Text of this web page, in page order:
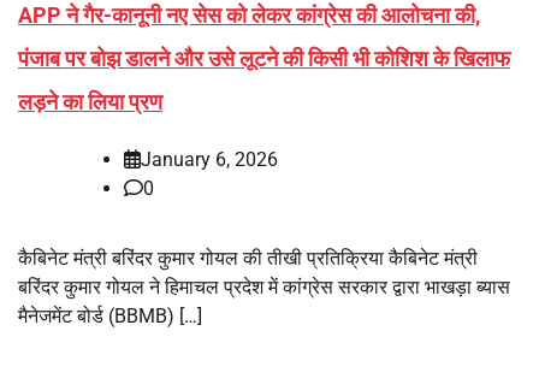
APP ने गैर-कानूनी नए सेस को लेकर कांग्रेस की आलोचना की,
पंजाब पर बोझ डालने और उसे लूटने की किसी भी कोशिश के खिलाफ
लड़ने का लिया प्रण
January 6, 2026
0
कैबिनेट मंत्री बरिंदर कुमार गोयल की तीखी प्रतिक्रिया कैबिनेट मंत्री
बरिंदर कुमार गोयल ने हिमाचल प्रदेश में कांग्रेस सरकार द्वारा भाखड़ा ब्यास
मैनेजमेंट बोर्ड (BBMB) […]